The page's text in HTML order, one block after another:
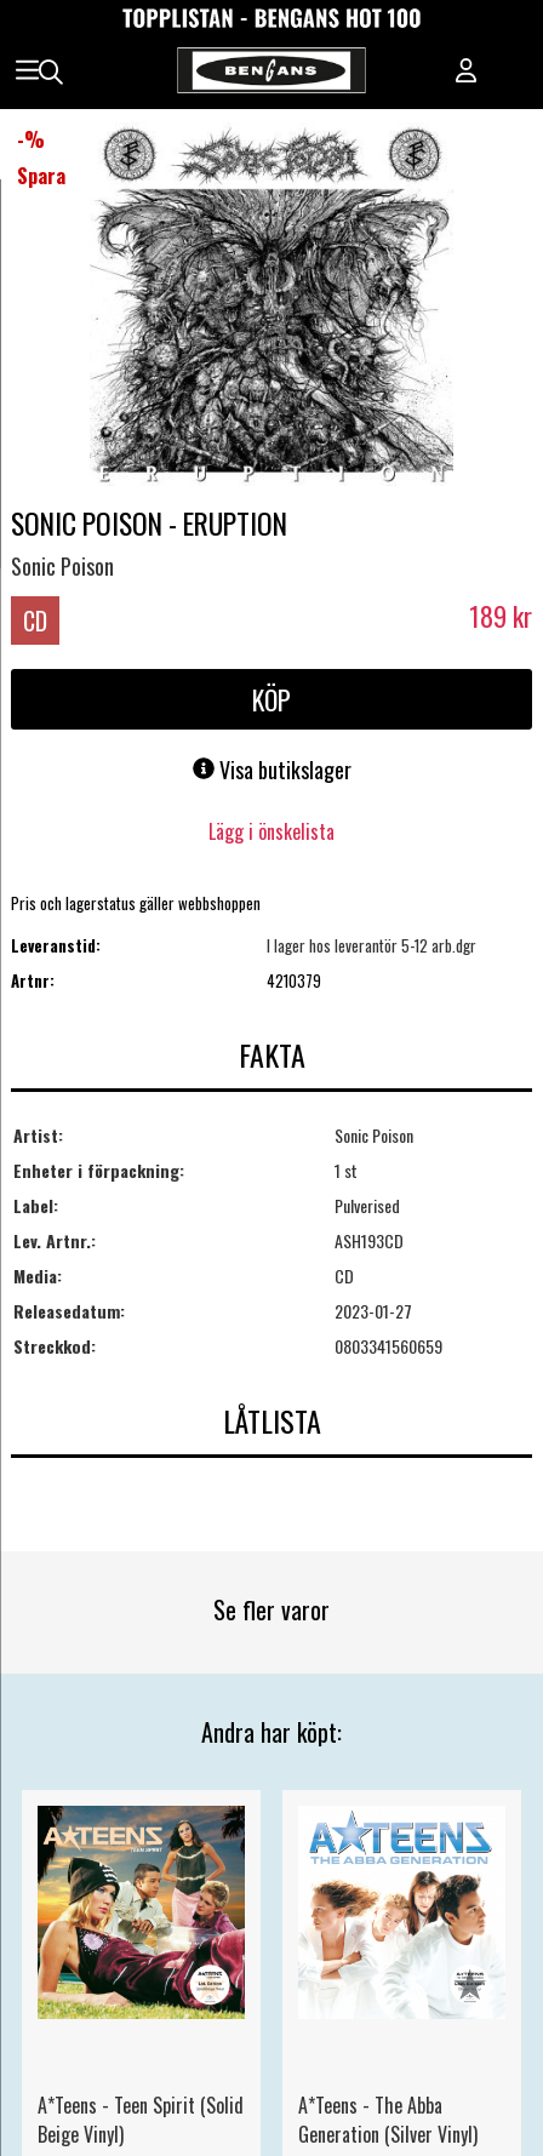
-%
Spara
SONIC POISON - ERUPTION
Sonic Poison
CD 189 kr
KÖP
Visa butikslager
Lägg i önskelista
Pris och lagerstatus gäller webbshoppen
Leveranstid:
I lager hos leverantör 5-12 arb.dgr
Artnr:
4210379
FAKTA
Artist:
Sonic Poison
Enheter i förpackning:
1 st
Label:
Pulverised
Lev. Artnr.:
ASH193CD
Media:
CD
Releasedatum:
2023-01-27
Streckkod:
0803341560659
LÅTLISTA
Se fler varor
Andra har köpt:
A*Teens - Teen Spirit (Solid
Beige Vinyl)
A*Teens - The Abba
Generation (Silver Vinyl)